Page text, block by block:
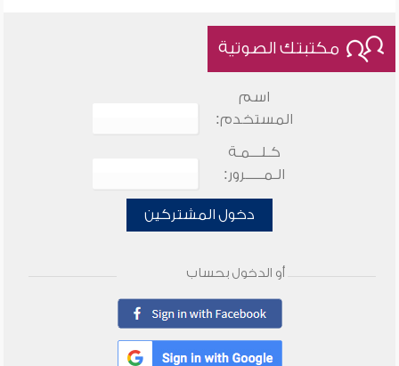
مكتبتك الصوتية
اسم
المستخدم:
كـلـــمـة
الـمـــــرور:
دخول المشتركين
أو الدخول بحساب